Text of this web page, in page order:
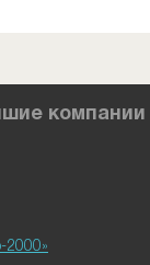
компании
2000»